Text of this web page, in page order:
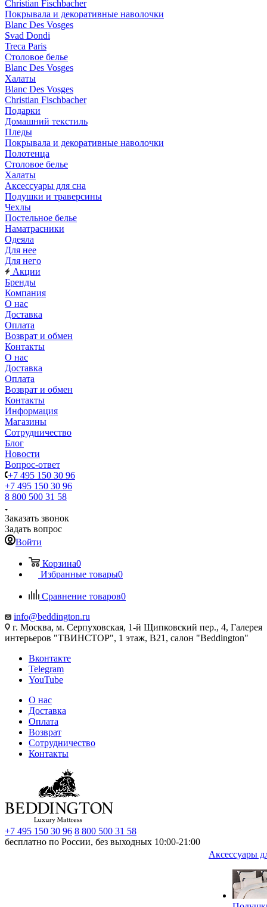
Christian Fischbacher
Покрывала и декоративные наволочки
Blanc Des Vosges
Svad Dondi
Treca Paris
Столовое белье
Blanc Des Vosges
Халаты
Blanc Des Vosges
Christian Fischbacher
Подарки
Домашний текстиль
Пледы
Покрывала и декоративные наволочки
Полотенца
Столовое белье
Халаты
Аксессуары для сна
Подушки и траверсины
Чехлы
Постельное белье
Наматрасники
Одеяла
Для нее
Для него
Акции
Бренды
Компания
О нас
Доставка
Оплата
Возврат и обмен
Контакты
О нас
Доставка
Оплата
Возврат и обмен
Контакты
Информация
Магазины
Сотрудничество
Блог
Новости
Вопрос-ответ
+7 495 150 30 96
+7 495 150 30 96
8 800 500 31 58
Заказать звонок
Задать вопрос
Войти
Корзина0
Избранные товары0
Сравнение товаров0
info@beddington.ru
г. Москва, м. Серпуховская, 1-й Щипковский пер., 4, Галерея
интерьеров "ТВИНСТОР", 1 этаж, B21, салон "Beddington"
Вконтакте
Telegram
YouTube
О нас
Доставка
Оплата
Возврат
Сотрудничество
Контакты
+7 495 150 30 96 8 800 500 31 58
бесплатно по России, без выходных 10:00-21:00
Аксессуары